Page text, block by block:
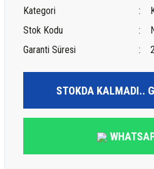
Kategori
Stok Kodu
Garanti Süresi
STOKDA KALMADI..